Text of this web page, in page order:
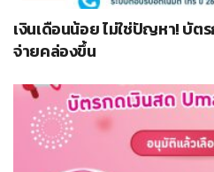
เงินเดือนน้อย ไม่ใช่ปัญหา! บัต
จ่ายคล่องขึ้น